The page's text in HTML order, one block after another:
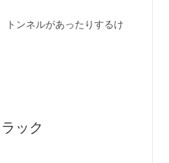
トンネルがあったりするけ
ック